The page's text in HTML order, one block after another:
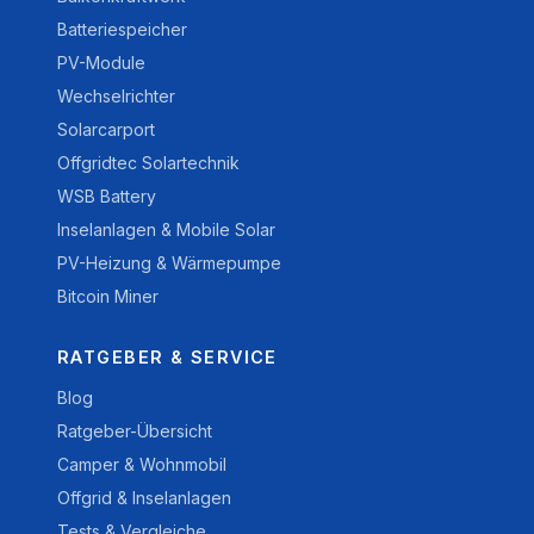
Batteriespeicher
PV-Module
Wechselrichter
Solarcarport
Offgridtec Solartechnik
WSB Battery
Inselanlagen & Mobile Solar
PV-Heizung & Wärmepumpe
Bitcoin Miner
RATGEBER & SERVICE
Blog
Ratgeber-Übersicht
Camper & Wohnmobil
Offgrid & Inselanlagen